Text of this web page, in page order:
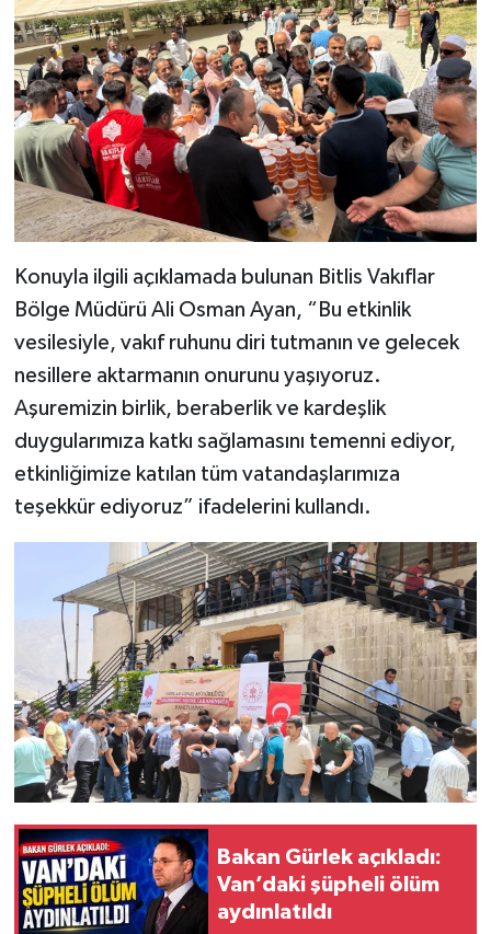
Konuyla ilgili açıklamada bulunan Bitlis Vakıflar
Bölge Müdürü Ali Osman Ayan, “Bu etkinlik
vesilesiyle, vakıf ruhunu diri tutmanın ve gelecek
nesillere aktarmanın onurunu yaşıyoruz.
Aşuremizin birlik, beraberlik ve kardeşlik
duygularımıza katkı sağlamasını temenni ediyor,
etkinliğimize katılan tüm vatandaşlarımıza
teşekkür ediyoruz” ifadelerini kullandı.
Bakan Gürlek açıkladı:
Van’daki şüpheli ölüm
aydınlatıldı